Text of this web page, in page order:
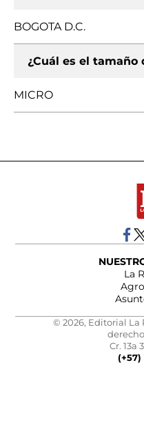
BOGOTA D.C.
¿Cuál es el tamaño
MICRO
La
© 2026, Editorial La
Cr. 13a
(+57)